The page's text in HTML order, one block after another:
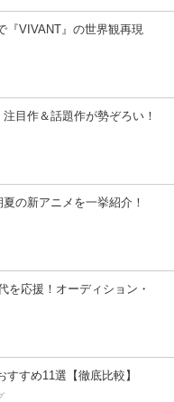
『VIVANT』の世界観再現
目作＆話題作が勢ぞろい！
夏の新アニメを一挙紹介！
を応援！オーディション・
すめ11選【徹底比較】